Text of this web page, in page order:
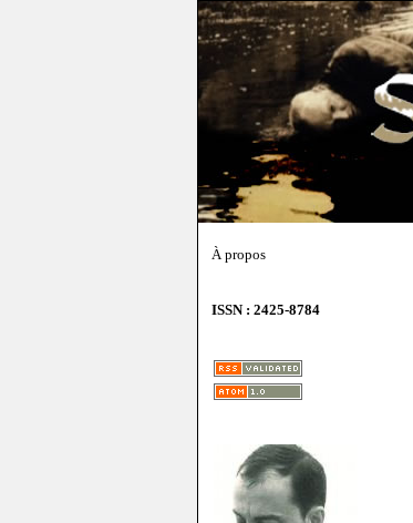
À propos
ISSN : 2425-8784